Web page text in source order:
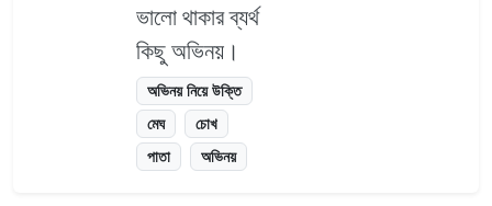
ভালো থাকার ব্যর্থ
কিছু অভিনয়।
অভিনয় নিয়ে উক্তি
মেঘ
চোখ
পাতা
অভিনয়